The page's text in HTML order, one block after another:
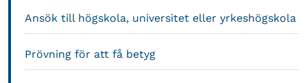
Ansök till högskola, universitet eller yrkeshögskola
Prövning för att få betyg